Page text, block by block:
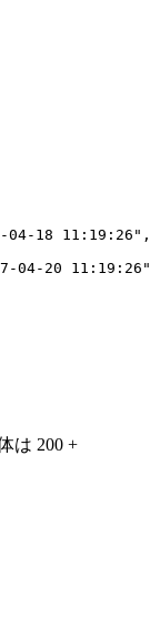
04-18 11:19:26" ,
04-20 11:19:26"
は 200 +